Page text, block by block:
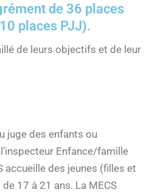
de 36 places
places PJJ).
de leurs objectifs et de leur
juge des enfants ou
Enfance/famille
accueille des jeunes (filles et
17 à 21 ans. La MECS